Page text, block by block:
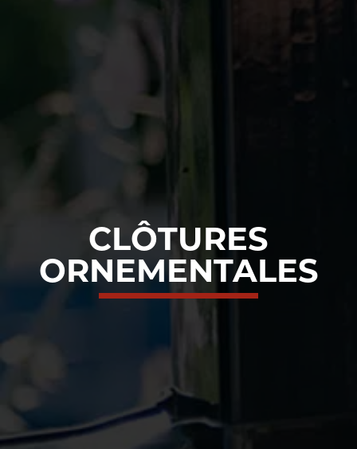
CLÔTURES
ORNEMENTALES